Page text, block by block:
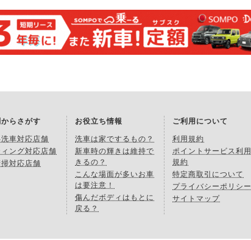
からさがす
車対応店舗
ィング対応店舗
対応店舗
お役立ち情報
洗車は家でするもの？
新車時の輝きは維持で
きるの？
こんな場面が多いお車
は要注意！
傷んだボディはもとに
戻る？
ご利用について
利用規約
ポイントサービス利用
規約
特定商取引について
プライバシーポリシー
サイトマップ